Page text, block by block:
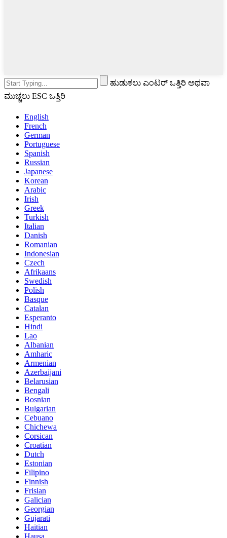
ಹುಡುಕಲು ಎಂಟರ್ ಒತ್ತಿರಿ ಅಥವಾ
ಮುಚ್ಚಲು ESC ಒತ್ತಿರಿ
English
French
German
Portuguese
Spanish
Russian
Japanese
Korean
Arabic
Irish
Greek
Turkish
Italian
Danish
Romanian
Indonesian
Czech
Afrikaans
Swedish
Polish
Basque
Catalan
Esperanto
Hindi
Lao
Albanian
Amharic
Armenian
Azerbaijani
Belarusian
Bengali
Bosnian
Bulgarian
Cebuano
Chichewa
Corsican
Croatian
Dutch
Estonian
Filipino
Finnish
Frisian
Galician
Georgian
Gujarati
Haitian
Hausa